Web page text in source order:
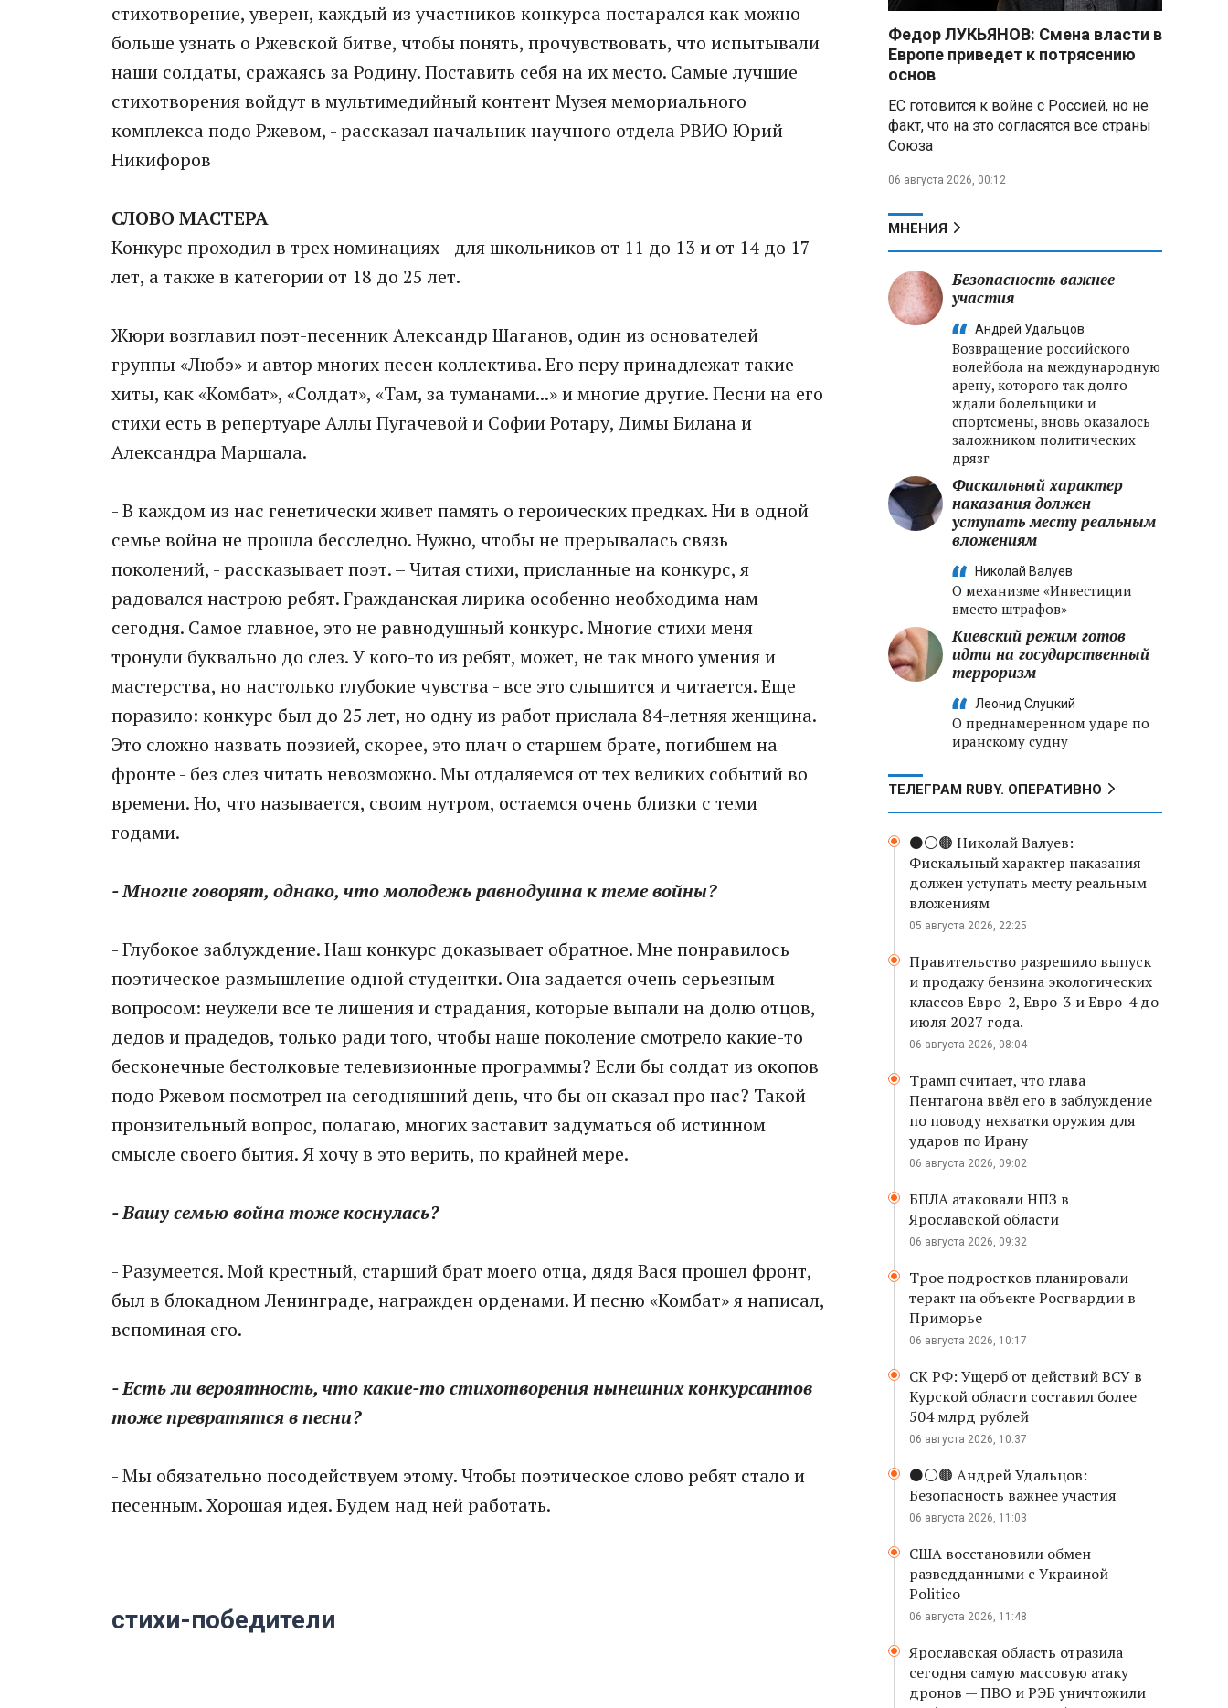
стихотворение, уверен, каждый из участников конкурса постарался как можно
больше узнать о Ржевской битве, чтобы понять, прочувствовать, что испытывали
наши солдаты, сражаясь за Родину. Поставить себя на их место. Самые лучшие
стихотворения войдут в мультимедийный контент Музея мемориального
комплекса подо Ржевом, - рассказал начальник научного отдела РВИО Юрий
Никифоров
СЛОВО МАСТЕРА
Конкурс проходил в трех номинациях– для школьников от 11 до 13 и от 14 до 17
лет, а также в категории от 18 до 25 лет.
Жюри возглавил поэт-песенник Александр Шаганов, один из основателей
группы «Любэ» и автор многих песен коллектива. Его перу принадлежат такие
хиты, как «Комбат», «Солдат», «Там, за туманами...» и многие другие. Песни на его
стихи есть в репертуаре Аллы Пугачевой и Софии Ротару, Димы Билана и
Александра Маршала.
- В каждом из нас генетически живет память о героических предках. Ни в одной
семье война не прошла бесследно. Нужно, чтобы не прерывалась связь
поколений, - рассказывает поэт. – Читая стихи, присланные на конкурс, я
радовался настрою ребят. Гражданская лирика особенно необходима нам
сегодня. Самое главное, это не равнодушный конкурс. Многие стихи меня
тронули буквально до слез. У кого-то из ребят, может, не так много умения и
мастерства, но настолько глубокие чувства - все это слышится и читается. Еще
поразило: конкурс был до 25 лет, но одну из работ прислала 84-летняя женщина.
Это сложно назвать поэзией, скорее, это плач о старшем брате, погибшем на
фронте - без слез читать невозможно. Мы отдаляемся от тех великих событий во
времени. Но, что называется, своим нутром, остаемся очень близки с теми
годами.
- Многие говорят, однако, что молодежь равнодушна к теме войны?
- Глубокое заблуждение. Наш конкурс доказывает обратное. Мне понравилось
поэтическое размышление одной студентки. Она задается очень серьезным
вопросом: неужели все те лишения и страдания, которые выпали на долю отцов,
дедов и прадедов, только ради того, чтобы наше поколение смотрело какие-то
бесконечные бестолковые телевизионные программы? Если бы солдат из окопов
подо Ржевом посмотрел на сегодняшний день, что бы он сказал про нас? Такой
пронзительный вопрос, полагаю, многих заставит задуматься об истинном
смысле своего бытия. Я хочу в это верить, по крайней мере.
- Вашу семью война тоже коснулась?
- Разумеется. Мой крестный, старший брат моего отца, дядя Вася прошел фронт,
был в блокадном Ленинграде, награжден орденами. И песню «Комбат» я написал,
вспоминая его.
- Есть ли вероятность, что какие-то стихотворения нынешних конкурсантов
тоже превратятся в песни?
- Мы обязательно посодействуем этому. Чтобы поэтическое слово ребят стало и
песенным. Хорошая идея. Будем над ней работать.
стихи-победители
области — главный приоритет, но
соцвопросы забывать нельзя
Год колонии за попытку
жителя Славгородского района
осудили за уклонение от
В Свердловской области
выиграли все золотые медали
первого дня Кубка мира по
зимнему плаванию
Александр Новак:
Независимые АЗС начнут
снабжать топливом через
региональных операторов
Федор ЛУКЬЯНОВ: Смена власти в
Европе приведет к потрясению
основ
ЕС готовится к войне с Россией, но не
факт, что на это согласятся все страны
Союза
06 августа 2026, 00:12
МНЕНИЯ
Безопасность важнее
участия
Андрей Удальцов
Возвращение российского
волейбола на международную
арену, которого так долго
ждали болельщики и
спортсмены, вновь оказалось
заложником политических
дрязг
Фискальный характер
наказания должен
уступать месту реальным
вложениям
Николай Валуев
О механизме «Инвестиции
вместо штрафов»
Киевский режим готов
идти на государственный
терроризм
Леонид Слуцкий
О преднамеренном ударе по
иранскому судну
ТЕЛЕГРАМ RUBY. ОПЕРАТИВНО
⚫️⚪️🟤 Николай Валуев:
Фискальный характер наказания
должен уступать месту реальным
вложениям
05 августа 2026, 22:25
Правительство разрешило выпуск
и продажу бензина экологических
классов Евро-2, Евро-3 и Евро-4 до
июля 2027 года.
06 августа 2026, 08:04
Трамп считает, что глава
Пентагона ввёл его в заблуждение
по поводу нехватки оружия для
ударов по Ирану
06 августа 2026, 09:02
БПЛА атаковали НПЗ в
Ярославской области
06 августа 2026, 09:32
Трое подростков планировали
теракт на объекте Росгвардии в
Приморье
06 августа 2026, 10:17
СК РФ: Ущерб от действий ВСУ в
Курской области составил более
504 млрд рублей
06 августа 2026, 10:37
⚫️⚪️🟤 Андрей Удальцов:
Безопасность важнее участия
06 августа 2026, 11:03
США восстановили обмен
разведданными с Украиной —
Politico
06 августа 2026, 11:48
Ярославская область отразила
сегодня самую массовую атаку
дронов — ПВО и РЭБ уничтожили